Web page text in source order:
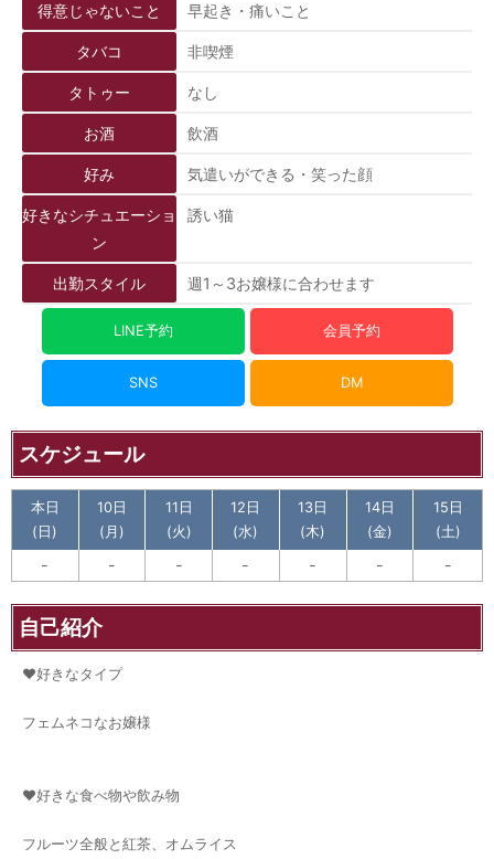
得意じゃないこと 早起き・痛いこと
タバコ 非喫煙
タトゥー なし
お酒 飲酒
好み 気遣いができる・笑った顔
好きなシチュエーショ
ン
誘い猫
出勤スタイル 週1～3お嬢様に合わせます
LINE予約 会員予約
SNS DM
スケジュール
本日
(日)
-
10日
(月)
-
11日
(火)
-
12日
(水)
-
13日
(木)
-
14日
(金)
-
15日
(土)
-
自己紹介
♥好きなタイプ
フェムネコなお嬢様
♥好きな食べ物や飲み物
フルーツ全般と紅茶、オムライス